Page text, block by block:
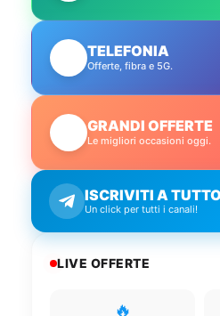
TELEFONIA
Offerte, fibra e 5G.
GRANDI OFFERTE
Le migliori occasioni oggi.
ISCRIVITI A TUTTO
Un click per tutti i canali!
LIVE OFFERTE
🔥